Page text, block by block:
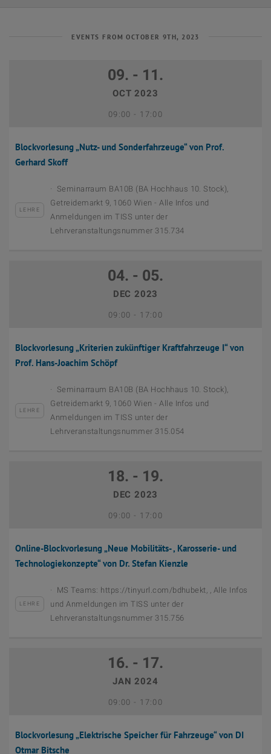
EVENTS FROM OCTOBER 9TH, 2023
August 30th, 2023
09. - 11.
OCT 2023
09:00 - Bis
17:00
Blockvorlesung „Nutz- und Sonderfahrzeuge“ von Prof.
Gerhard Skoff
LEHRE
Seminarraum BA10B (BA Hochhaus 10. Stock),
Getreidemarkt 9, 1060 Wien - Alle Infos und
Anmeldungen im TISS unter der
Lehrveranstaltungsnummer 315.734
September 12th, 2023
04. - 05.
DEC 2023
09:00 - Bis
17:00
Blockvorlesung „Kriterien zukünftiger Kraftfahrzeuge I“ von
Prof. Hans-Joachim Schöpf
LEHRE
Seminarraum BA10B (BA Hochhaus 10. Stock),
Getreidemarkt 9, 1060 Wien - Alle Infos und
Anmeldungen im TISS unter der
Lehrveranstaltungsnummer 315.054
September 12th, 2023
18. - 19.
DEC 2023
09:00 - Bis
17:00
Online-Blockvorlesung „Neue Mobilitäts- , Karosserie- und
Technologiekonzepte“ von Dr. Stefan Kienzle
LEHRE
MS Teams: https://tinyurl.com/bdhubekt, , Alle Infos
und Anmeldungen im TISS unter der
Lehrveranstaltungsnummer 315.756
September 12th, 2023
16. - 17.
JAN 2024
09:00 - Bis
17:00
Blockvorlesung „Elektrische Speicher für Fahrzeuge“ von DI
Otmar Bitsche